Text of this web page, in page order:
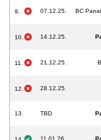
9. 07.12.25. BC
10. 14.12.25.
11. 21.12.25.
12. 28.12.25.
13. TBD
11.01.26.